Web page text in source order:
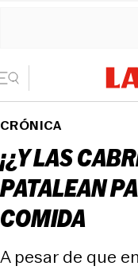
CRÓNICA
¡¿Y LAS
PATALEAN
COMIDA
A pesar de que